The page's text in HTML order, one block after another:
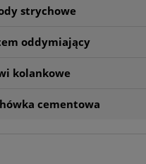
strychowe
oddymiający
kolankowe
cementowa